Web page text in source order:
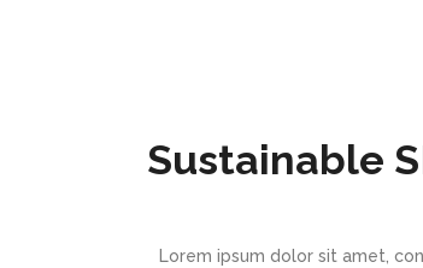
Sustainable
Lorem ipsum dolor sit amet,